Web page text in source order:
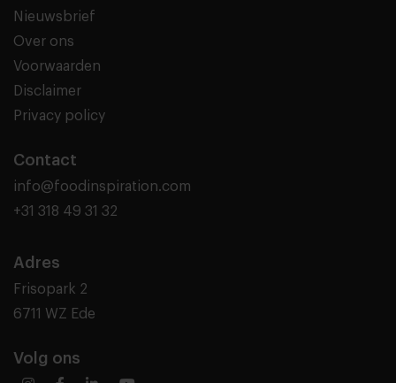
Nieuwsbrief
Over ons
Voorwaarden
Disclaimer
Privacy policy
Contact
info@foodinspiration.com
+31 318 49 31 32
Adres
Frisopark 2
6711 WZ Ede
Volg ons